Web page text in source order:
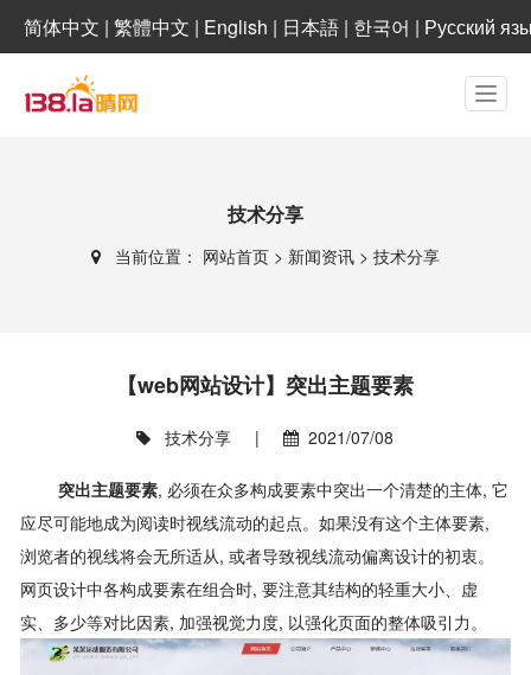
简体中文 | 繁體中文 | English | 日本語 | 한국어 | Русский
技术分享
当前位置： 网站首页 > 新闻资讯 > 技术分享
【web网站设计】突出主题要素
技术分享 | 2021/07/08
突出主题要素, 必须在众多构成要素中突出一个清楚的主体, 它
应尽可能地成为阅读时视线流动的起点。如果没有这个主体要素,
浏览者的视线将会无所适从, 或者导致视线流动偏离设计的初衷。
网页设计中各构成要素在组合时, 要注意其结构的轻重大小、虚
实、多少等对比因素, 加强视觉力度, 以强化页面的整体吸引力。